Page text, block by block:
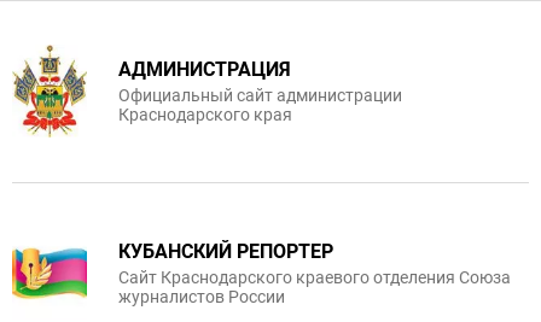
АДМИНИСТРАЦИЯ
Официальный сайт администрации
Краснодарского края
КУБАНСКИЙ РЕПОРТЕР
Сайт Краснодарского краевого отделения Союза
журналистов России